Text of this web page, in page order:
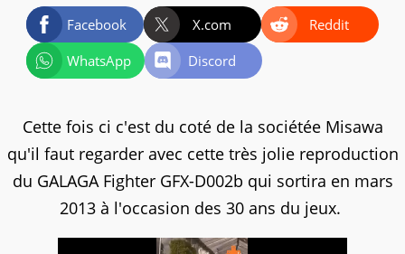
Facebook X.com
Reddit
WhatsApp
Discord
Cette fois ci c'est du coté de la sociétée Misawa
qu'il faut regarder avec cette très jolie reproduction
du GALAGA Fighter GFX-D002b qui sortira en mars
2013 à l'occasion des 30 ans du jeux.